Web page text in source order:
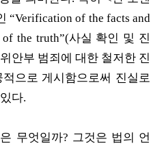
“Verification of the facts and
the truth”(사실 확인 및 진
안부 범죄에 대한 철저한 진
으로 게시함으로써 진실로
다.
무엇일까? 그것은 법의 언